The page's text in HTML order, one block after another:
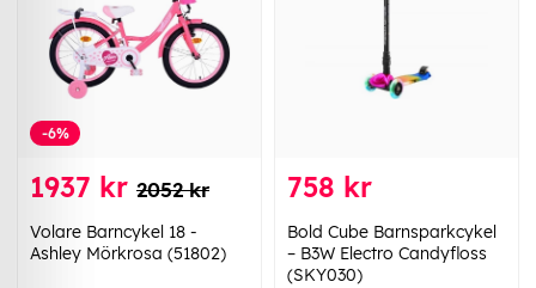
-6%
1937 kr 2052 kr
Volare Barncykel 18 -
Ashley Mörkrosa (51802)
758 kr
Bold Cube Barnsparkcykel
– B3W Electro Candyfloss
(SKY030)